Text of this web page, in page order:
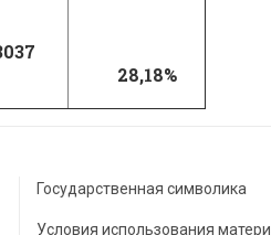
28,18%
Государственная символика
Условия использования